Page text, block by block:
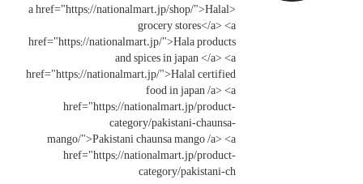
<a href="https://nationalmart.jp/shop/">Halal
grocery stores</a> <a
href="https://nationalmart.jp/">Hala products
and spices in japan </a> <a
href="https://nationalmart.jp/">Halal certified
food in japan /a> <a
href="https://nationalmart.jp/product-
category/pakistani-chaunsa-
mango/">Pakistani chaunsa mango /a> <a
href="https://nationalmart.jp/product-
category/pakistani-ch